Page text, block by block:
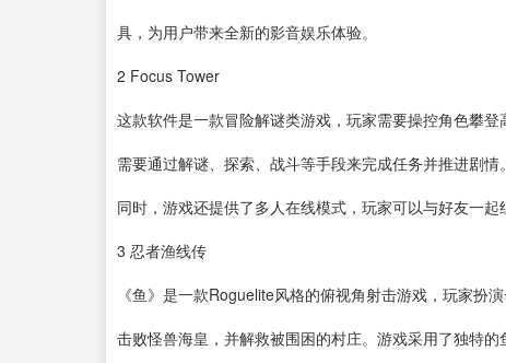
具，为用户带来全新的影音娱乐体验。
2 Focus Tower
这款软件是一款冒险解谜类游戏，玩家需要操控角色攀
需要通过解谜、探索、战斗等手段来完成任务并推进剧
同时，游戏还提供了多人在线模式，玩家可以与好友一起
3 忍者渔线传
《鱼》是一款Roguelite风格的俯视角射击游戏，玩家扮
击败怪兽海皇，并解救被围困的村庄。游戏采用了独特